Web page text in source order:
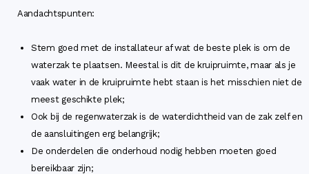
Aandachtspunten:
Stem goed met de installateur af wat de beste plek is om de
waterzak te plaatsen. Meestal is dit de kruipruimte, maar als je
vaak water in de kruipruimte hebt staan is het misschien niet de
meest geschikte plek;
Ook bij de regenwaterzak is de waterdichtheid van de zak zelf en
de aansluitingen erg belangrijk;
De onderdelen die onderhoud nodig hebben moeten goed
bereikbaar zijn;